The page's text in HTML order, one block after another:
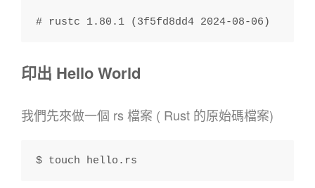
# rustc 1.80.1 (3f5fd8dd4 2024-08-06)
印出 Hello World
我們先來做一個 rs 檔案 ( Rust 的原始碼檔案)
$ touch hello.rs